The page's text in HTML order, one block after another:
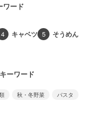
ワード
4 キャベツ 5 そうめん
ーワード
秋・冬野菜
パスタ